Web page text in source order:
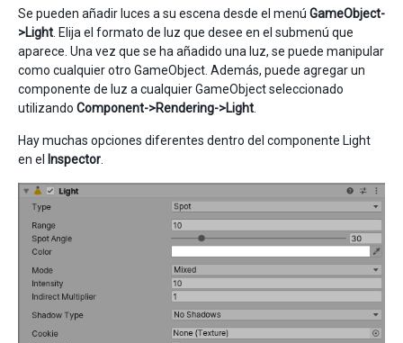
Se pueden añadir luces a su escena desde el menú GameObject-
>Light . Elija el formato de luz que desee en el submenú que
aparece. Una vez que se ha añadido una luz, se puede manipular
como cualquier otro GameObject. Además, puede agregar un
componente de luz a cualquier GameObject seleccionado
utilizando Component->Rendering->Light
Hay muchas opciones diferentes dentro del componente Light
en el Inspector